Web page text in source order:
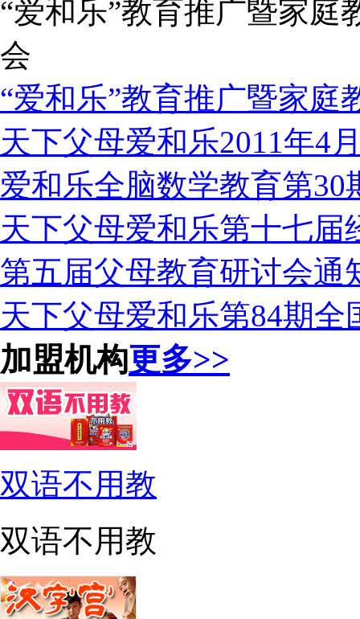
“爱和乐”教育推广暨家
会
“爱和乐”教育推广暨家庭
天下父母爱和乐2011年4
爱和乐全脑数学教育第30
天下父母爱和乐第十七届
第五届父母教育研讨会通
天下父母爱和乐第84期全
加盟机构更多>>
双语不用教
双语不用教